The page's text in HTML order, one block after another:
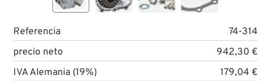
Referencia
74-314
precio neto
942,30 €
IVA Alemania (19%)
179,04 €